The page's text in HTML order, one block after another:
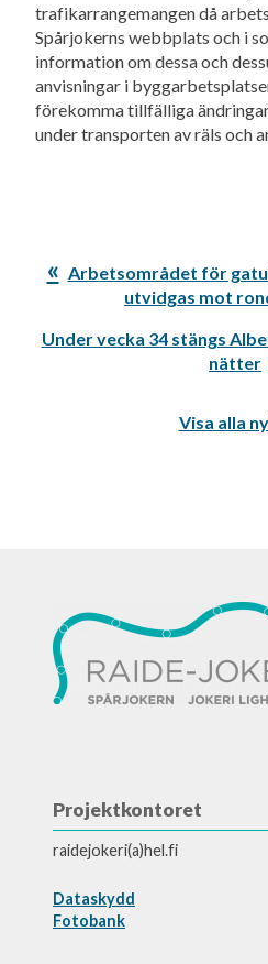
trafikarrangemangen då
Spårjokerns webbplats och i
information om dessa och
anvisningar i
förekomma tillfälliga
under transporten av räls och
Föregående
Arbetsområdet för
utvidgas mot
Nästa
Under vecka 34 stängs
nätter
Visa alla
Projektkontoret
raidejokeri(a)hel.fi
Dataskydd
Fotobank